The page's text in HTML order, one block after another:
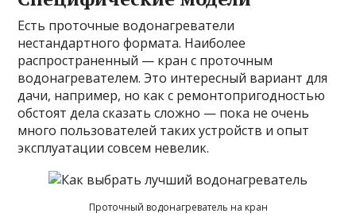
Есть проточные водонагреватели
нестандартного формата. Наиболее
распространенный — кран с проточным
водонагревателем. Это интересный вариант для
дачи, например, но как с ремонтопригодностью
обстоят дела сказать сложно — пока не очень
много пользователей таких устройств и опыт
эксплуатации совсем невелик.
Проточный водонагреватель на кран